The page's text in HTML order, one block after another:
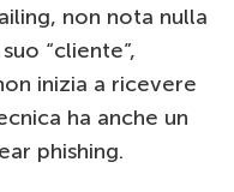
non nota nulla
“cliente”,
inizia a ricevere
ha anche un
phishing.